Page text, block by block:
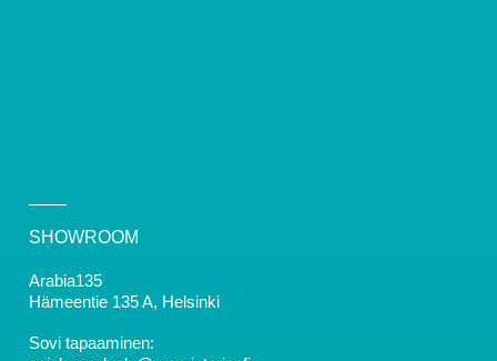
SHOWROOM
Arabia135
Hämeentie 135 A, Helsinki
Sovi tapaaminen: